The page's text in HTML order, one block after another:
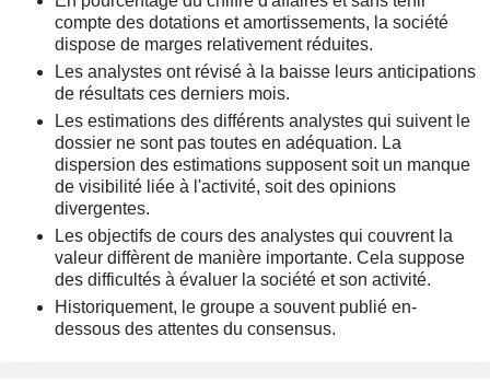
compte des dotations et amortissements, la société
dispose de marges relativement réduites.
Les analystes ont révisé à la baisse leurs anticipations
de résultats ces derniers mois.
Les estimations des différents analystes qui suivent le
dossier ne sont pas toutes en adéquation. La
dispersion des estimations supposent soit un manque
de visibilité liée à l'activité, soit des opinions
divergentes.
Les objectifs de cours des analystes qui couvrent la
valeur diffèrent de manière importante. Cela suppose
des difficultés à évaluer la société et son activité.
Historiquement, le groupe a souvent publié en-
dessous des attentes du consensus.